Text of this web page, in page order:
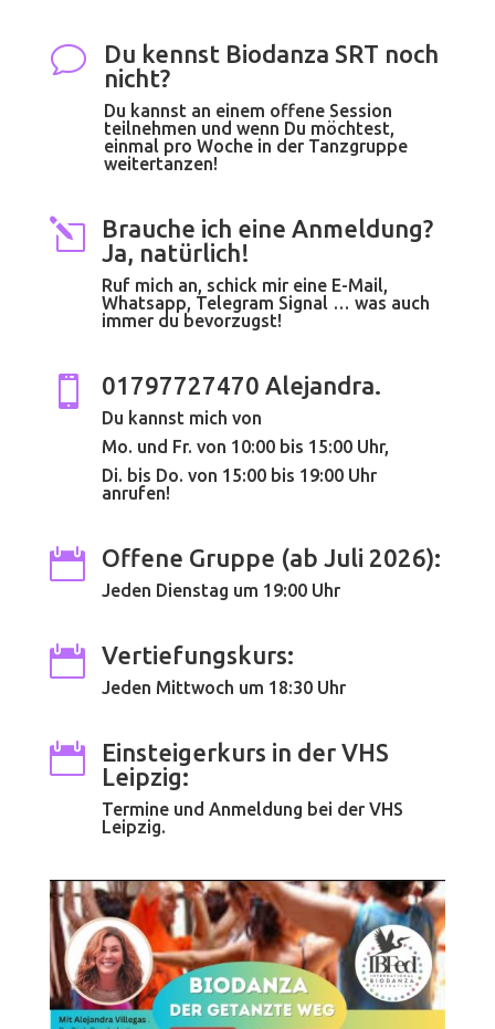
v
Du kennst Biodanza SRT noch
nicht?
Du kannst an einem offene Session
teilnehmen und wenn Du möchtest,
einmal pro Woche in der Tanzgruppe
weitertanzen!
l
Brauche ich eine Anmeldung?
Ja, natürlich!
Ruf mich an, schick mir eine E-Mail,
Whatsapp, Telegram Signal … was auch
immer du bevorzugst!
 01797727470 Alejandra.
Du kannst mich von
Mo. und Fr. von 10:00 bis 15:00 Uhr,
Di. bis Do. von 15:00 bis 19:00 Uhr
anrufen!
 Offene Gruppe (ab Juli 2026):
Jeden Dienstag um 19:00 Uhr
 Vertiefungskurs:
Jeden Mittwoch um 18:30 Uhr

Einsteigerkurs in der VHS
Leipzig:
Termine und Anmeldung bei der VHS
Leipzig.